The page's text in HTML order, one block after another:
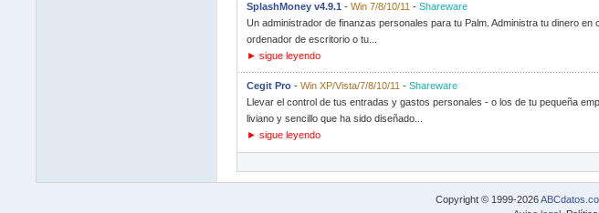
SplashMoney v4.9.1 - Win 7/8/10/11 - Shareware
Un administrador de finanzas personales para tu Palm. Administra tu dinero
ordenador de escritorio o tu...
► sigue leyendo
Cegit Pro- Win XP/Vista/7/8/10/11 - Shareware
Llevar el control de tus entradas y gastos personales - o los de tu pequeña
liviano y sencillo que ha sido diseñado...
► sigue leyendo
Copyright © 1999-2026